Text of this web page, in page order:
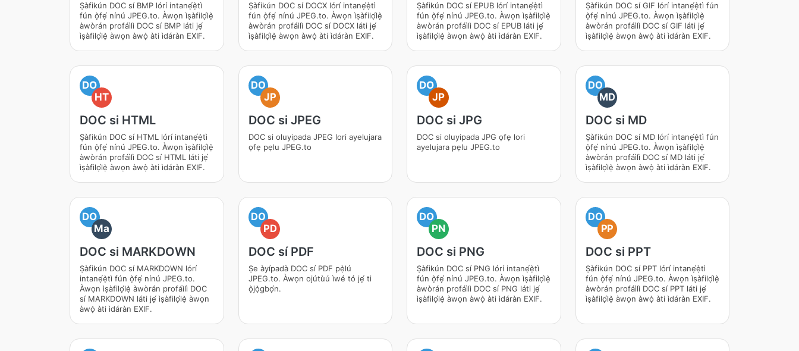
Ṣàfikún DOC sí BMP lórí intanẹ́ẹ̀tì
fún ọ̀fẹ́ nínú JPEG.to. Àwọn ìṣàfilọ́lẹ̀
àwòrán profáìlì DOC sí BMP láti jẹ́
ìṣàfilọ́lẹ̀ àwọn àwọ̀ àti ìdáràn EXIF.
Ṣàfikún DOC sí DOCX lórí intanẹ́ẹ̀tì
fún ọ̀fẹ́ nínú JPEG.to. Àwọn ìṣàfilọ́lẹ̀
àwòrán profáìlì DOC sí DOCX láti jẹ́
ìṣàfilọ́lẹ̀ àwọn àwọ̀ àti ìdáràn EXIF.
Ṣàfikún DOC sí EPUB lórí intanẹ́ẹ̀tì
fún ọ̀fẹ́ nínú JPEG.to. Àwọn ìṣàfilọ́lẹ̀
àwòrán profáìlì DOC sí EPUB láti jẹ́
ìṣàfilọ́lẹ̀ àwọn àwọ̀ àti ìdáràn EXIF.
Ṣàfikún DOC sí GIF lórí intanẹ́ẹ̀tì fún
ọ̀fẹ́ nínú JPEG.to. Àwọn ìṣàfilọ́lẹ̀
àwòrán profáìlì DOC sí GIF láti jẹ́
ìṣàfilọ́lẹ̀ àwọn àwọ̀ àti ìdáràn EXIF.
DO
HT
DOC si HTML
Ṣàfikún DOC sí HTML lórí intanẹ́ẹ̀tì
fún ọ̀fẹ́ nínú JPEG.to. Àwọn ìṣàfilọ́lẹ̀
àwòrán profáìlì DOC sí HTML láti jẹ́
ìṣàfilọ́lẹ̀ àwọn àwọ̀ àti ìdáràn EXIF.
DO
JP
DOC si JPEG
DOC si oluyipada JPEG lori ayelujara
ọfẹ pẹlu JPEG.to
DO
JP
DOC si JPG
DOC si oluyipada JPG ọfẹ lori
ayelujara pẹlu JPEG.to
DO
MD
DOC si MD
Ṣàfikún DOC sí MD lórí intanẹ́ẹ̀tì fún
ọ̀fẹ́ nínú JPEG.to. Àwọn ìṣàfilọ́lẹ̀
àwòrán profáìlì DOC sí MD láti jẹ́
ìṣàfilọ́lẹ̀ àwọn àwọ̀ àti ìdáràn EXIF.
DO
Ma
DOC si MARKDOWN
Ṣàfikún DOC sí MARKDOWN lórí
intanẹ́ẹ̀tì fún ọ̀fẹ́ nínú JPEG.to.
Àwọn ìṣàfilọ́lẹ̀ àwòrán profáìlì DOC
sí MARKDOWN láti jẹ́ ìṣàfilọ́lẹ̀ àwọn
àwọ̀ àti ìdáràn EXIF.
DO
PD
DOC sí PDF
Ṣe àyípadà DOC sí PDF pẹ̀lú
JPEG.to. Àwọn ojútùú ìwé tó jẹ́ ti
ọ̀jọ̀gbọ́n.
DO
PN
DOC si PNG
Ṣàfikún DOC sí PNG lórí intanẹ́ẹ̀tì
fún ọ̀fẹ́ nínú JPEG.to. Àwọn ìṣàfilọ́lẹ̀
àwòrán profáìlì DOC sí PNG láti jẹ́
ìṣàfilọ́lẹ̀ àwọn àwọ̀ àti ìdáràn EXIF.
DO
PP
DOC si PPT
Ṣàfikún DOC sí PPT lórí intanẹ́ẹ̀tì
fún ọ̀fẹ́ nínú JPEG.to. Àwọn ìṣàfilọ́lẹ̀
àwòrán profáìlì DOC sí PPT láti jẹ́
ìṣàfilọ́lẹ̀ àwọn àwọ̀ àti ìdáràn EXIF.